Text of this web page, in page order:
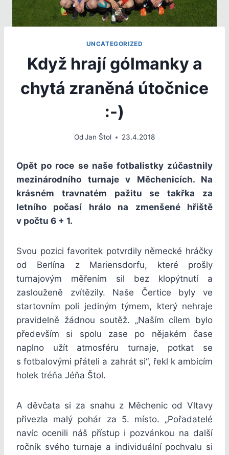
UNCATEGORIZED
Když hrají gólmanky a
chytá zraněná útočnice
:-)
OdJan Štol 23.4.2018
Opět po roce se naše fotbalistky zúčastnily
mezinárodního turnaje v Měchenicích. Na
krásném travnatém pažitu se takřka za
letního počasí hrálo na zmenšené hřiště
v počtu 6 + 1.
Svou pozici favoritek potvrdily německé hráčky
od Berlína z Mariensdorfu, které prošly
turnajovým měřením sil bez klopýtnutí a
zaslouženě zvítězily. Naše Čertice byly ve
startovním poli jediným týmem, který nehraje
pravidelně žádnou soutěž. „Naším cílem bylo
především si spolu zase po nějakém čase
naplno užít atmosféru turnaje, potkat se
s fotbalovými přáteli a zahrát si“, řekl k ambicím
holek tréňa Jéňa Štol.
A děvčata si za snahu z Měchenic od Vltavy
přivezla malý pohár za 5. místo. „Pořadatelé
navíc ocenili náš přístup i pozvánkou na další
ročník svého turnaje a individuální pochvalu si